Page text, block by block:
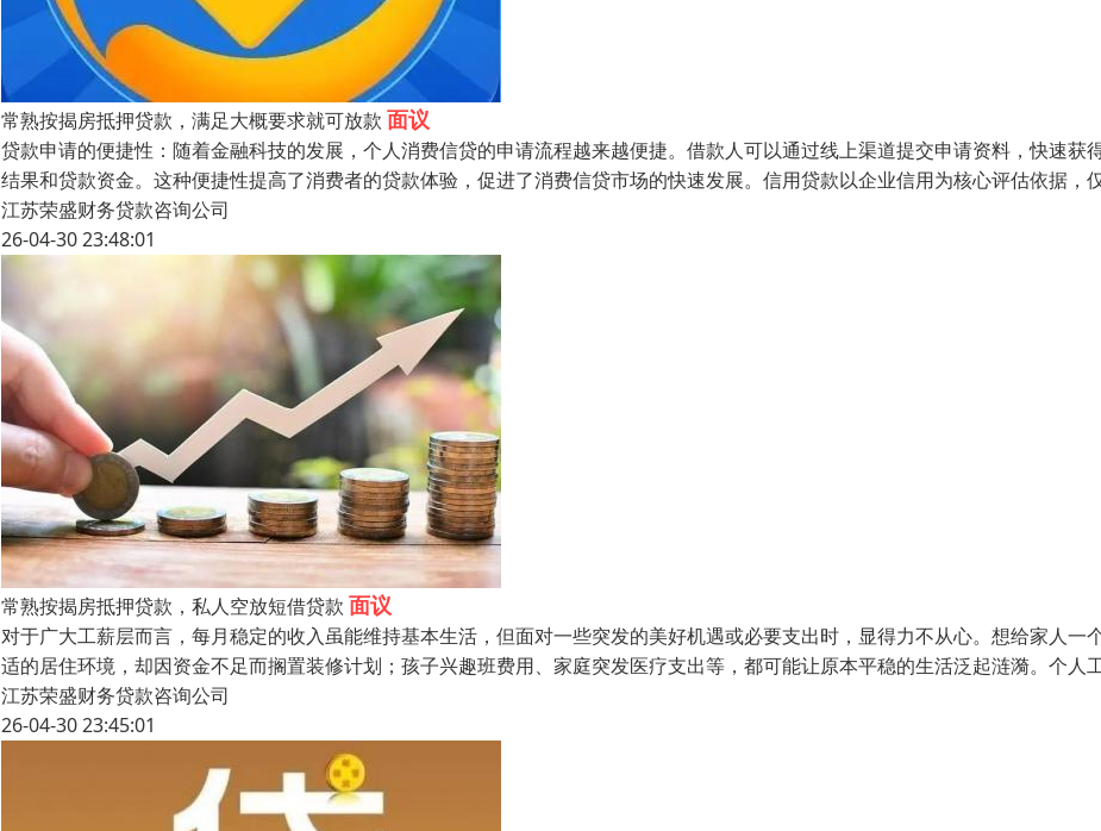
常熟按揭房抵押贷款，满足大概要求就可放款 面议
贷款申请的便捷性：随着金融科技的发展，个人消费信贷的申请流程越来越便捷。借款人可以通过线上渠道提交申请资料，快速获
结果和贷款资金。这种便捷性提高了消费者的贷款体验，促进了消费信贷市场的快速发展。信用贷款以企业信用为核心评估依据，
江苏荣盛财务贷款咨询公司
26-04-30 23:48:01
常熟按揭房抵押贷款，私人空放短借贷款 面议
对于广大工薪层而言，每月稳定的收入虽能维持基本生活，但面对一些突发的美好机遇或必要支出时，显得力不从心。想给家人一
适的居住环境，却因资金不足而搁置装修计划；孩子兴趣班费用、家庭突发医疗支出等，都可能让原本平稳的生活泛起涟漪。个人
江苏荣盛财务贷款咨询公司
26-04-30 23:45:01